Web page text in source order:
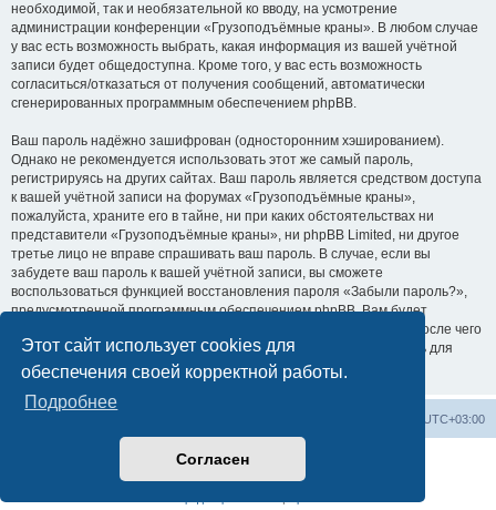
Этот сайт использует cookies для
обеспечения своей корректной работы.
Подробнее
Согласен
необходимой, так и необязательной ко вводу, на усмотрение
администрации конференции «Грузоподъёмные краны». В любом случае
у вас есть возможность выбрать, какая информация из вашей учётной
записи будет общедоступна. Кроме того, у вас есть возможность
согласиться/отказаться от получения сообщений, автоматически
сгенерированных программным обеспечением phpBB.
Ваш пароль надёжно зашифрован (односторонним хэшированием).
Однако не рекомендуется использовать этот же самый пароль,
регистрируясь на других сайтах. Ваш пароль является средством доступа
к вашей учётной записи на форумах «Грузоподъёмные краны»,
пожалуйста, храните его в тайне, ни при каких обстоятельствах ни
представители «Грузоподъёмные краны», ни phpBB Limited, ни другое
третье лицо не вправе спрашивать ваш пароль. В случае, если вы
забудете ваш пароль к вашей учётной записи, вы сможете
воспользоваться функцией восстановления пароля «Забыли пароль?»,
предусмотренной программным обеспечением phpBB. Вам будет
необходимо ввести ваше имя пользователя и ваш адрес email, после чего
программное обеспечение phpBB сгенерирует вам новый пароль для
вашей учётной записи.
UTC+03:00
Создано на основеphpBB® Forum Software © phpBB Limited
Русская поддержка phpBB